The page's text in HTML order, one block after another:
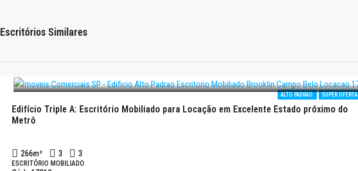
Escritórios Similares
ALTO PADRÃO SUPER OFERTA
Edifício Triple A: Escritório Mobiliado para Locação em Excelente Estado próximo do
Metrô
266m² 3 3
ESCRITÓRIO MOBILIADO